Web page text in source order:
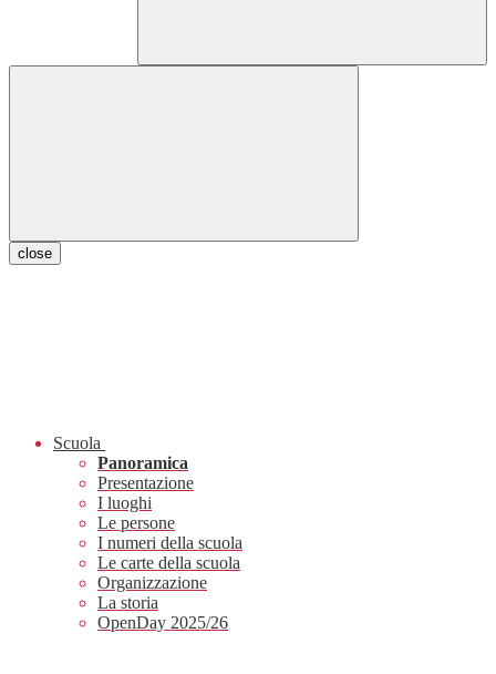
close
Scuola
Panoramica
Presentazione
I luoghi
Le persone
I numeri della scuola
Le carte della scuola
Organizzazione
La storia
OpenDay 2025/26